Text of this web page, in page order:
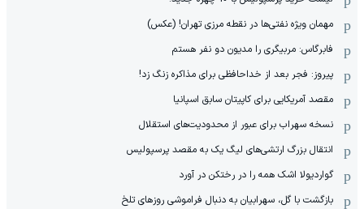
مهمان‌ ویژه نفتی‌ها در نقطه مرزی تهران! (عکس)
فابرگاس: مربیگری را مدیون دو نفر هستم
پیروز: فجر بعد از خداحافظی برای مذاکره زنگ زد!
مقصد آمریکایی برای کاپیتان سابق اسپانیا
نسخه سهراب برای عبور از محدودیت‌های استقلال
انتقال بزرگ ارتشی‌های لیگ یک به مقصد پرسپولیس
گواردیولا اشک همه را در رختکن در آورد
بازگشت با گل، سهرابیان به دنبال فراموشی روزهای تلخ